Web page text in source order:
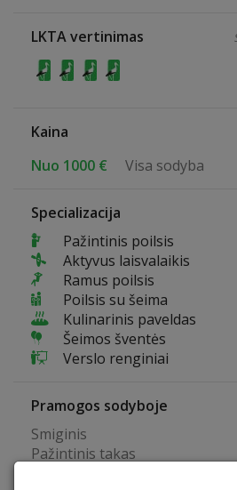
LKTA vertinimas
Kaina
Nuo 1000 €
Visa sodyba
Specializacija
Pažintinis poilsis
Aktyvus laisvalaikis
Ramus poilsis
Poilsis su šeima
Kulinarinis paveldas
Šeimos šventės
Verslo renginiai
Pramogos sodyboje
Smiginis
Pažintinis takas